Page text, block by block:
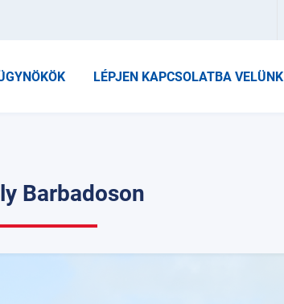
LÉPJEN KAPCSOLATBA VELÜNK
Barbadoson